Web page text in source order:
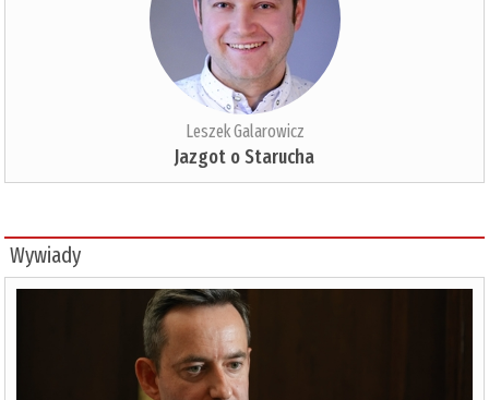
Leszek Galarowicz
Jazgot o Starucha
Wywiady